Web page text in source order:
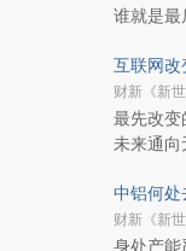
谁就是最
互联网改
财新《新
最先改变
未来通向
中铝何处
财新《新
身处产能